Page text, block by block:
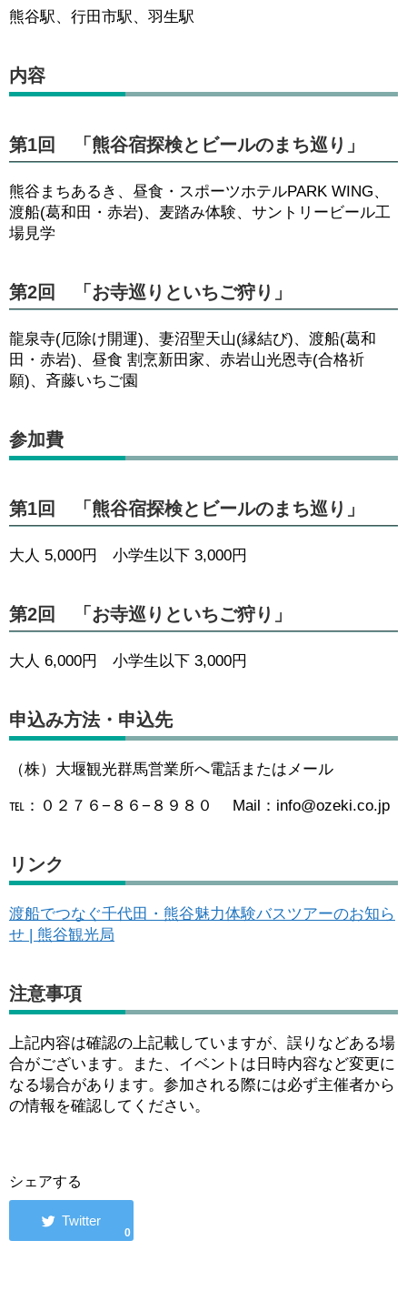
熊谷駅、行田市駅、羽生駅
内容
第1回 「熊谷宿探検とビールのまち巡り」
熊谷まちあるき、昼食・スポーツホテルPARK WING、
渡船(葛和田・赤岩)、麦踏み体験、サントリービール工
場見学
第2回 「お寺巡りといちご狩り」
龍泉寺(厄除け開運)、妻沼聖天山(縁結び)、渡船(葛和
田・赤岩)、昼食 割烹新田家、赤岩山光恩寺(合格祈
願)、斉藤いちご園
参加費
第1回 「熊谷宿探検とビールのまち巡り」
大人 5,000円 小学生以下 3,000円
第2回 「お寺巡りといちご狩り」
大人 6,000円 小学生以下 3,000円
申込み方法・申込先
（株）大堰観光群馬営業所へ電話またはメール
℡：０２７６−８６−８９８０ Mail：info@ozeki.co.jp
リンク
渡船でつなぐ千代田・熊谷魅力体験バスツアーのお知ら
せ | 熊谷観光局
注意事項
上記内容は確認の上記載していますが、誤りなどある場
合がございます。また、イベントは日時内容など変更に
なる場合があります。参加される際には必ず主催者から
の情報を確認してください。
シェアする
0